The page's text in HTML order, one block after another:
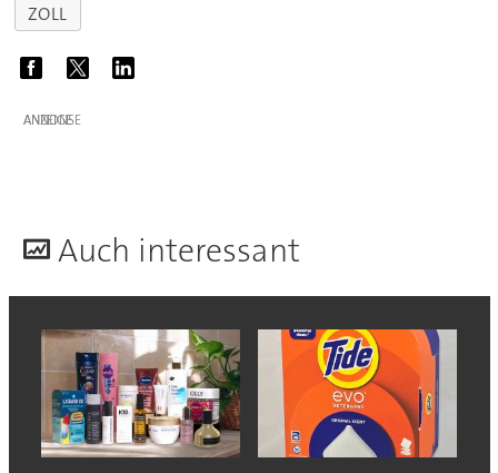
ZOLL
ANZEIGE
Auch interessant